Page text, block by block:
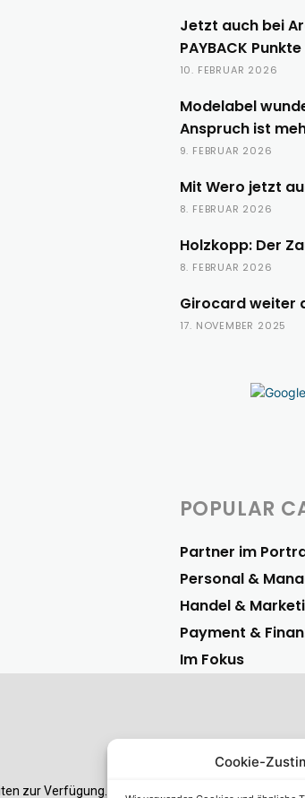
Cookie-
Jetzt auch bei
PAYBACK
10. FEBRUAR 2026
Modelabel
Anspruch ist
9. FEBRUAR 2026
Mit Wero jetzt
8. FEBRUAR 2026
Holzkopp: Der
8. FEBRUAR 2026
Girocard weiter
17. NOVEMBER 2025
POPULAR
Partner im
Personal &
Handel &
Payment &
Im Fokus
zur Verfügung. Am einfachsten S-